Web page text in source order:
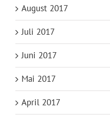
August 2017
Juli 2017
Juni 2017
Mai 2017
April 2017